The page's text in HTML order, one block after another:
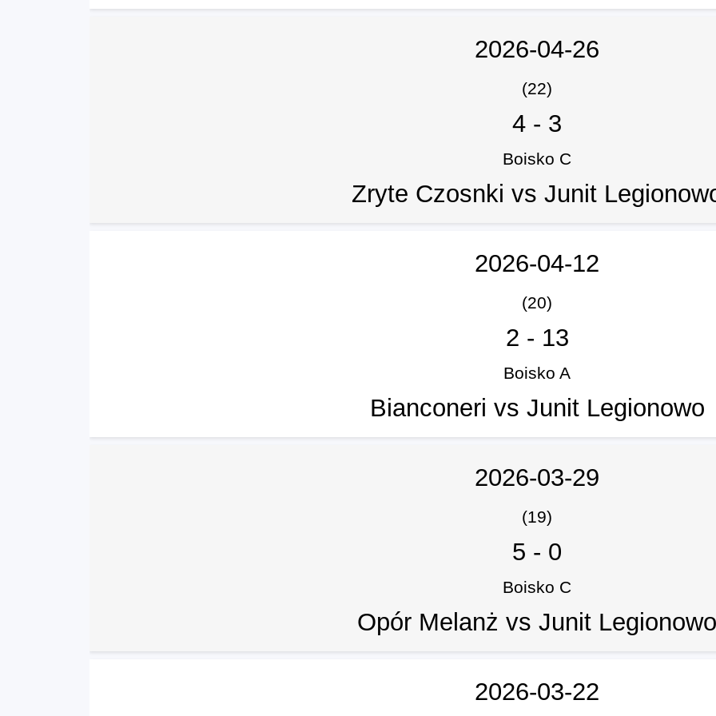
2026-04-26
(22)
4 - 3
Boisko C
Zryte Czosnki vs Junit
2026-04-12
(20)
2 - 13
Boisko A
Bianconeri vs Junit Legionowo
2026-03-29
(19)
5 - 0
Boisko C
Opór Melanż vs Junit Legionowo
2026-03-22